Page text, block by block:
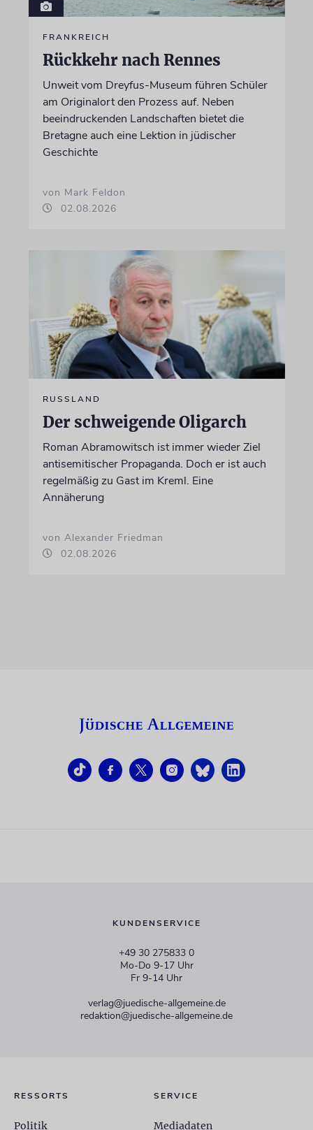
FRANKREICH
Rückkehr nach Rennes
Unweit vom Dreyfus-Museum führen Schüler
am Originalort den Prozess auf. Neben
beeindruckenden Landschaften bietet die
Bretagne auch eine Lektion in jüdischer
Geschichte
von Mark Feldon
02.08.2026
RUSSLAND
Der schweigende Oligarch
Roman Abramowitsch ist immer wieder Ziel
antisemitischer Propaganda. Doch er ist auch
regelmäßig zu Gast im Kreml. Eine
Annäherung
von Alexander Friedman
02.08.2026
KUNDENSERVICE
+49 30 275833 0
Mo-Do 9-17 Uhr
Fr 9-14 Uhr
verlag@juedische-allgemeine.de
redaktion@juedische-allgemeine.de
RESSORTS
Politik
SERVICE
Mediadaten